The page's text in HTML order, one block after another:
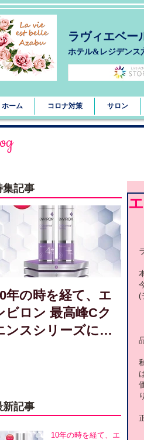
ラヴィエベー
ホテル&レジデンス
ホーム コロナ対策 サロン
集記事
年の時を経て、エ
ビロン 最高峰Cク
ンスシリーズに新
新記事
10年の時を経て、エン
(